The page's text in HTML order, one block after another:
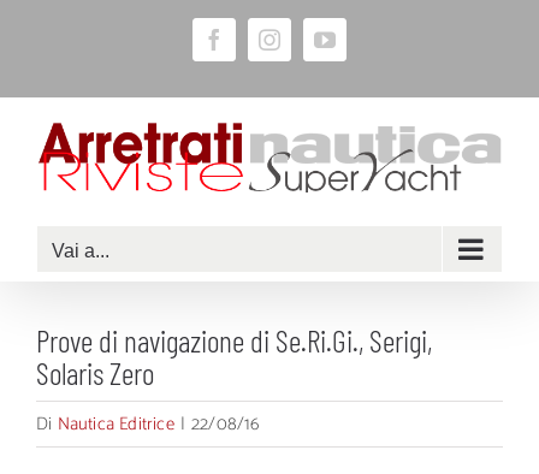
contenuto
FacebookInstagramYouTube
Vai a...
Prove di navigazione di Se.Ri.Gi., Serigi,
Solaris Zero
Di Nautica Editrice | 22/08/16